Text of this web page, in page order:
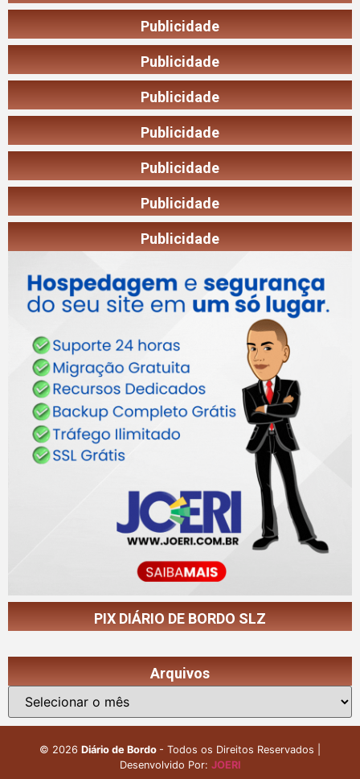
Publicidade
Publicidade
Publicidade
Publicidade
Publicidade
Publicidade
Publicidade
PIX DIÁRIO DE BORDO SLZ
Arquivos
© 2026 Diário de Bordo - Todos os Direitos Reservados |
Desenvolvido Por: JOERI